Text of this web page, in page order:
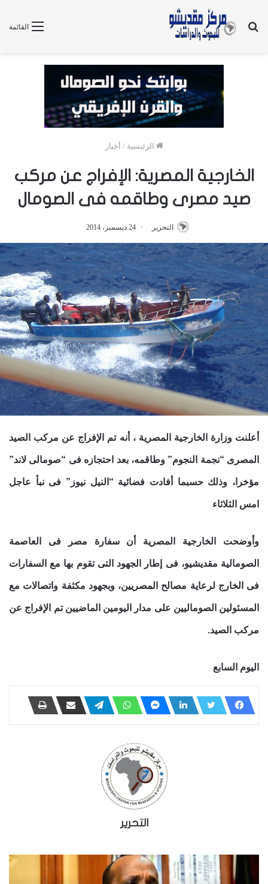
القائمة
بحث
الرئيسية / أخبار
الخارجية المصرية: الإفراج عن مركب
صيد مصرى وطاقمه فى الصومال
التحرير 24 ديسمبر، 2014
أعلنت وزارة الخارجية المصرية ، أنه تم الإفراج عن مركب الصيد
المصرى “نجمة النجوم” وطاقمه، بعد احتجازه فى “صومالى لاند”
مؤخرا، وذلك حسبما أفادت فضائية “النيل نيوز” فى نبأ عاجل
امس الثلاثاء
وأوضحت الخارجية المصرية أن سفارة مصر فى العاصمة
الصومالية مقديشيو، فى إطار الجهود التى تقوم بها مع السفارات
فى الخارج لرعاية مصالح المصريين، وبجهود مكثفة واتصالات مع
المسئولين الصوماليين على مدار اليومين الماضيين تم الإفراج عن
مركب الصيد.
اليوم السابع
التحرير